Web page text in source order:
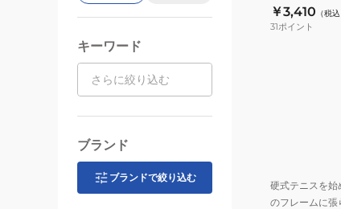
￥3,410 （税込
31ポイント
硬式テニスを始
のフレームに
キーワード
ブランド
ブランドで絞り込む